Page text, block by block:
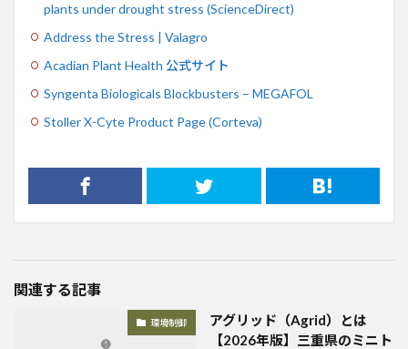
plants under drought stress (ScienceDirect)
Address the Stress | Valagro
Acadian Plant Health 公式サイト
Syngenta Biologicals Blockbusters – MEGAFOL
Stoller X-Cyte Product Page (Corteva)
関連する記事
環境制御
アグリッド（Agrid）とは
【2026年版】三重県のミニト